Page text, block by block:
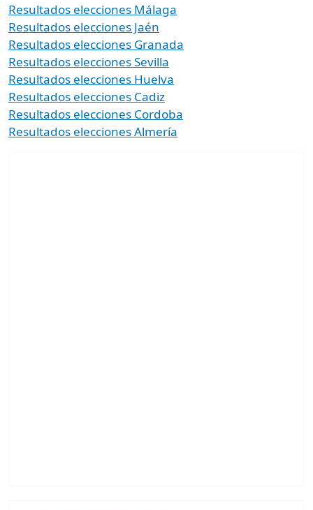
Resultados elecciones Málaga
Resultados elecciones Jaén
Resultados elecciones Granada
Resultados elecciones Sevilla
Resultados elecciones Huelva
Resultados elecciones Cadiz
Resultados elecciones Cordoba
Resultados elecciones Almería